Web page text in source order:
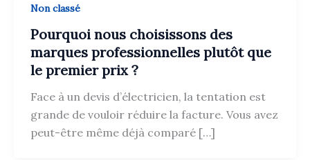
Non classé
Pourquoi nous choisissons des
marques professionnelles plutôt que
le premier prix ?
Face à un devis d’électricien, la tentation est
grande de vouloir réduire la facture. Vous avez
peut-être même déjà comparé […]